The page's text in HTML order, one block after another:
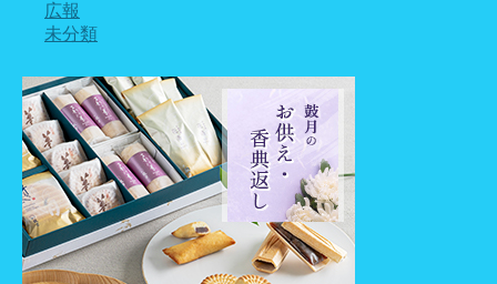
広報
未分類